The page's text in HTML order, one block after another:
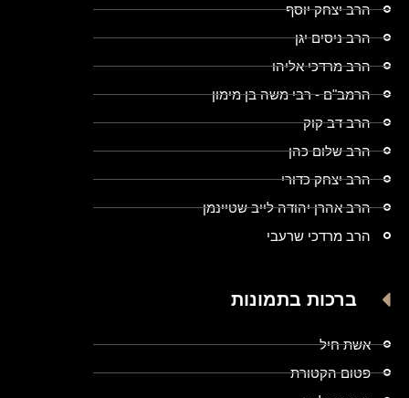
הרב יצחק יוסף
הרב ניסים יגן
הרב מרדכי אליהו
הרמב"ם - רבי משה בן מימון
הרב דב קוק
הרב שלום כהן
הרב יצחק כדורי
הרב אהרן יהודה לייב שטיינמן
הרב מרדכי שרעבי
ברכות בתמונות
אשת חיל
פטום הקטורת